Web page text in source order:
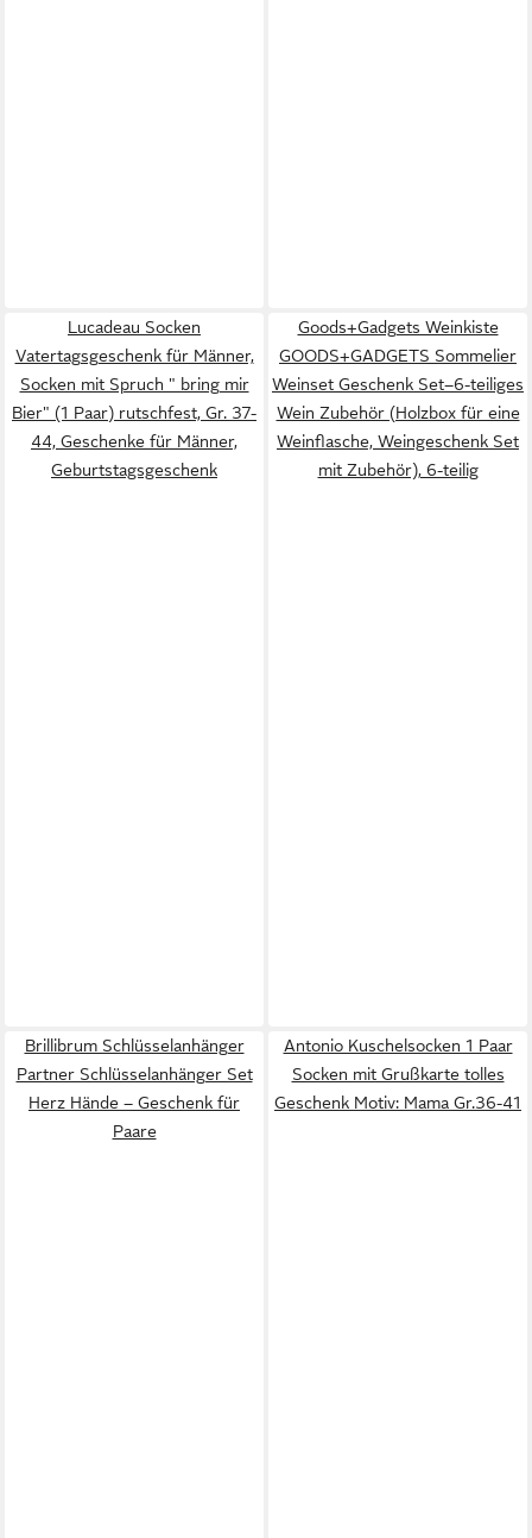
Lucadeau Socken
Vatertagsgeschenk für Männer,
Socken mit Spruch " bring mir
Bier" (1 Paar) rutschfest, Gr. 37-
44, Geschenke für Männer,
Geburtstagsgeschenk
Goods+Gadgets Weinkiste
GOODS+GADGETS Sommelier
Weinset Geschenk Set–6-teiliges
Wein Zubehör (Holzbox für eine
Weinflasche, Weingeschenk Set
mit Zubehör), 6-teilig
Brillibrum Schlüsselanhänger
Partner Schlüsselanhänger Set
Herz Hände – Geschenk für
Paare
Antonio Kuschelsocken 1 Paar
Socken mit Grußkarte tolles
Geschenk Motiv: Mama Gr.36-41